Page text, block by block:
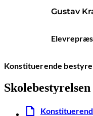
Gustav
Konstituerende